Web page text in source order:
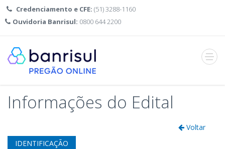
Credenciamento e CFE: (51) 3288-1160
Ouvidoria Banrisul: 0800 644 2200
Abrir
menu
Informações do Edital
Voltar
IDENTIFICAÇÃO